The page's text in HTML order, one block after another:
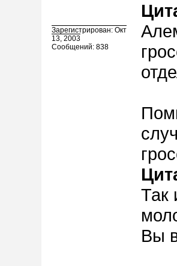
Зарегистрирован: Окт
13, 2003
Сообщений: 838
Так
Вы